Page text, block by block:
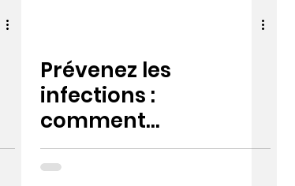
Prévenez les
infections :
comment
garder une
plaie propre et